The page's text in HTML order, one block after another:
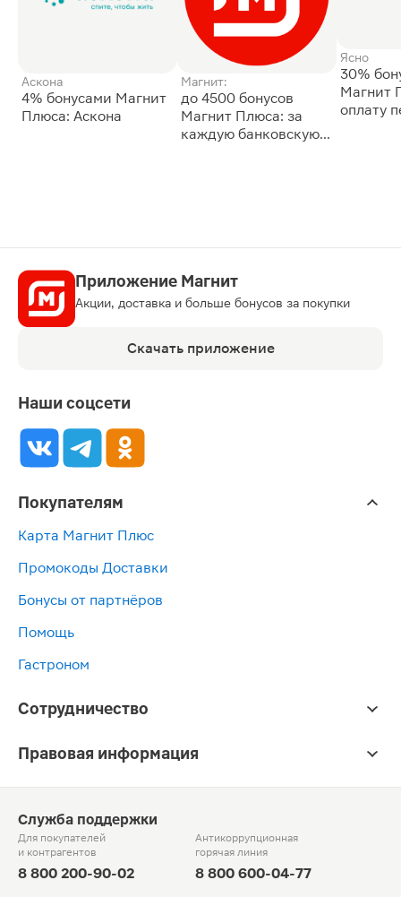
Аскона
4% бонусами Магнит
Плюса: Аскона
Магнит:
до 4500 бонусов
Магнит Плюса: за
каждую банковскую
Ясно
30%
Магнит
оплату
Приложение Магнит
Акции, доставка и больше бонусов за покупки
Скачать приложение
Наши соцсети
Покупателям
Карта Магнит Плюс
Промокоды Доставки
Бонусы от партнёров
Помощь
Гастроном
Сотрудничество
Правовая информация
Служба поддержки
Для покупателей
и контрагентов
8 800 200-90-02
Антикоррупционная
горячая линия
8 800 600-04-77